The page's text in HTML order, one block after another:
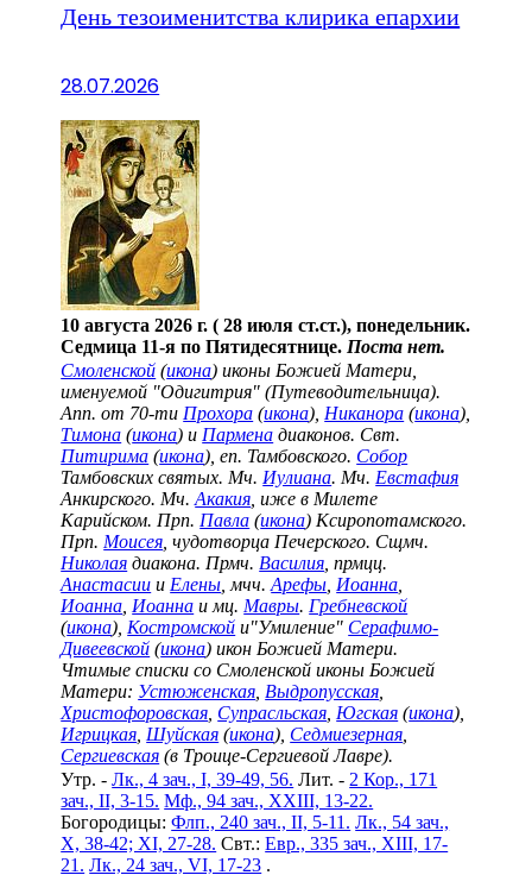
День тезоименитства клирика епархии
28.07.2026
10 августа 2026 г. ( 28 июля ст.ст.), понедельник.
Седмица 11-я по Пятидесятнице. Поста нет.
Смоленской (икона) иконы Божией Матери,
именуемой "Одигитрия" (Путеводительница).
Апп. от 70-ти Прохора (икона), Никанора (икона),
Тимона (икона) и Пармена диаконов. Свт.
Питирима (икона), еп. Тамбовского. Собор
Тамбовских святых. Мч. Иулиана. Мч. Евстафия
Анкирского. Мч.Акакия , иже в Милете
Карийском. Прп. Павла (икона) Ксиропотамского.
Прп. Моисея , чудотворца Печерского. Сщмч.
Николая диакона. Прмч. Василия , прмцц.
Анастасии и Елены , мчч.Арефы Иоанна
Иоанна Иоанна и мц. Мавры. Гребневской
(икона), Костромской и"Умиление" Серафимо-
Дивеевской (икона) икон Божией Матери.
Чтимые списки со Смоленской иконы Божией
Матери: Устюженская Выдропусская
Христофоровская Супрасльская Югская (икона),
Игрицкая Шуйская (икона), Седмиезерная
Сергиевская (в Троице-Сергиевой Лавре).
Утр. -Лк., 4 зач., I, 39-49, 56. Лит. - 2 Кор., 171
зач., II, 3-15. Мф., 94 зач., XXIII, 13-22.
Богородицы:Флп., 240 зач., II, 5-11. Лк., 54 зач.,
X, 38-42; XI, 27-28. Свт.:Евр., 335 зач., XIII, 17-
21. Лк., 24 зач., VI, 17-23 .